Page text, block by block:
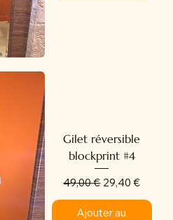
Gilet réversible
blockprint #4
Prix original
49,00 € Prix
29,40 €
Ajouter au